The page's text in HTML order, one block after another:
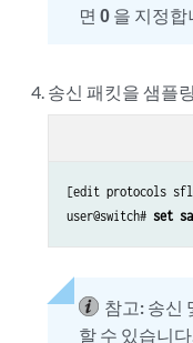
면0 을 지정합
송신 패킷을 샘플
[edit protocols
user@switch# set
참고: 송신
할 수 있습니